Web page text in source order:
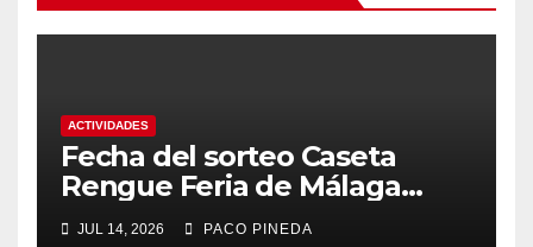
ACTIVIDADES
Fecha del sorteo Caseta
Rengue Feria de Málaga
2026
JUL 14, 2026 PACO PINEDA